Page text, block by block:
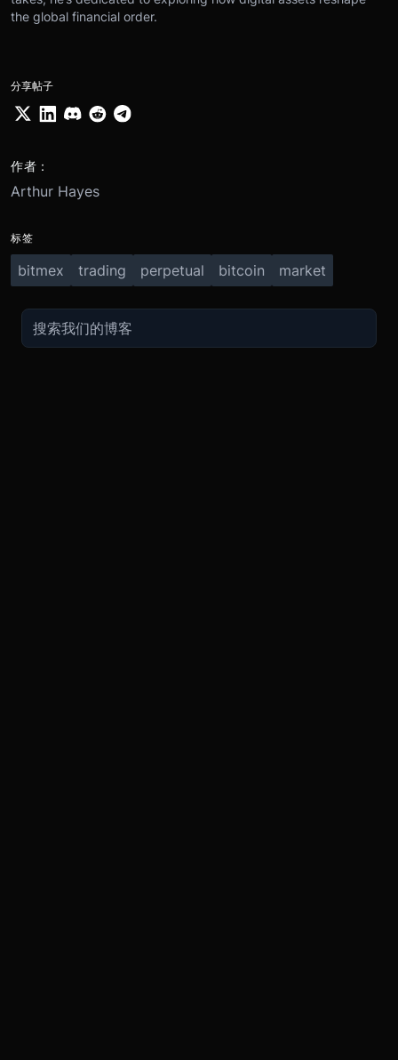
the global financial order.
分享帖子
作者：
Arthur Hayes
标签
bitmex trading perpetual bitcoin market